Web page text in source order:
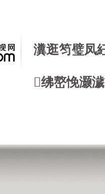
瀵逛笉璧凤
绋嶅悗灏